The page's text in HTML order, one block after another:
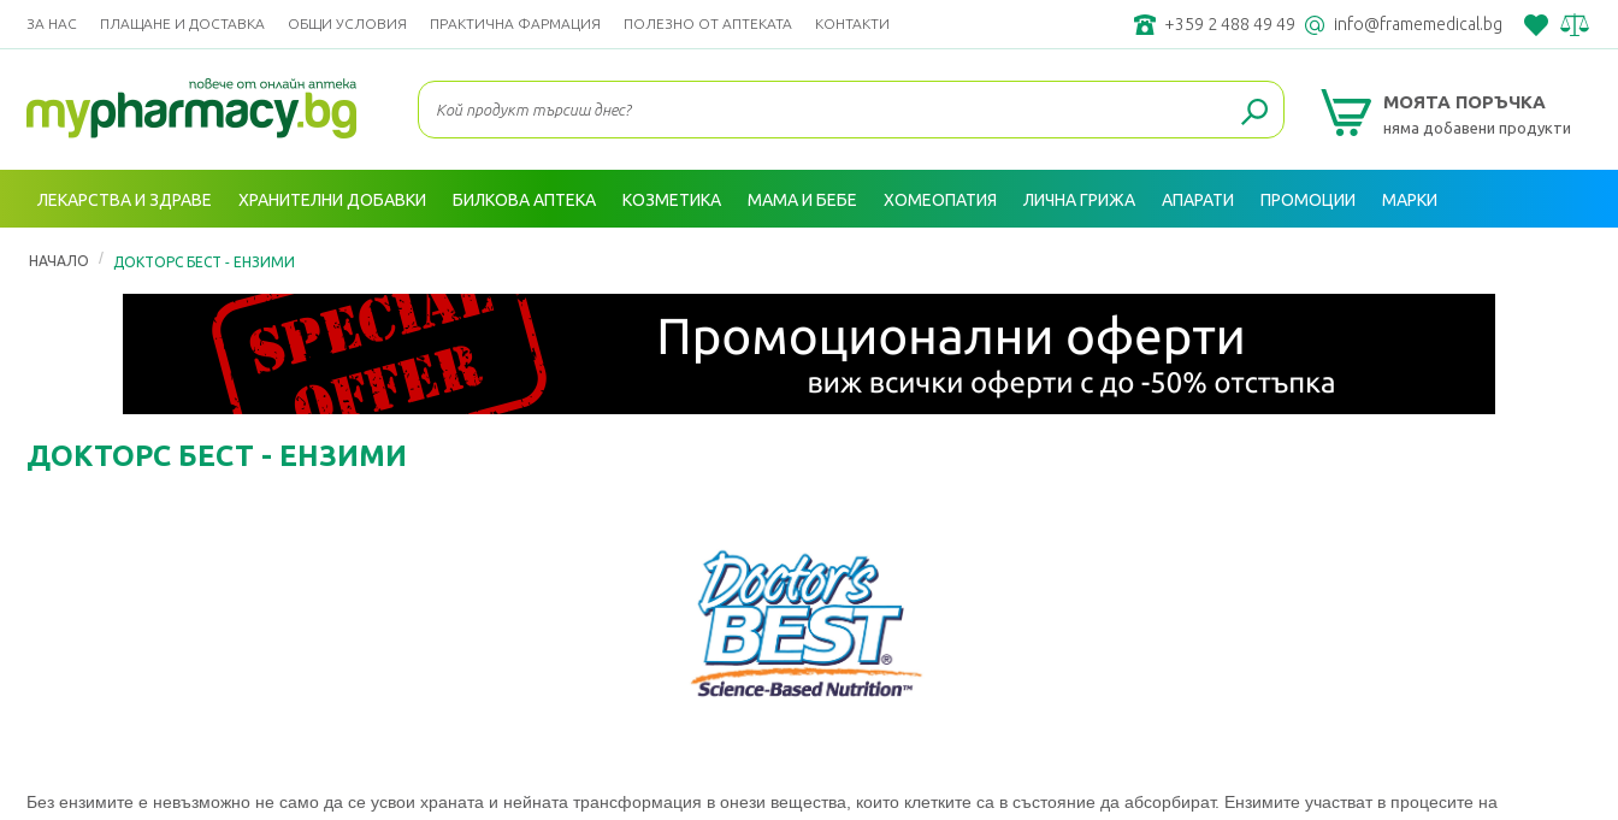
ЗА НАС ПЛАЩАНЕ И ДОСТАВКА ОБЩИ УСЛОВИЯ ПРАКТИЧНА ФАРМАЦИЯ ПОЛЕЗНО ОТ АПТЕКАТА КОНТАКТИ +359 2 488 49 49 info@framemedical.bg
МОЯТА ПОРЪЧКА
няма добавени продукти
ЛЕКАРСТВА И ЗДРАВЕ ХРАНИТЕЛНИ ДОБАВКИ БИЛКОВА АПТЕКА КОЗМЕТИКА МАМА И БЕБЕ ХОМЕОПАТИЯ ЛИЧНА ГРИЖА АПАРАТИ ПРОМОЦИИ МАРКИ
НАЧАЛО / ДОКТОРС БЕСТ - ЕНЗИМИ
ДОКТОРС БЕСТ - ЕНЗИМИ
Без ензимите е невъзможно не само да се усвои храната и нейната трансформация в онези вещества, които клетките са в състояние да абсорбират. Ензимите участват в процесите на